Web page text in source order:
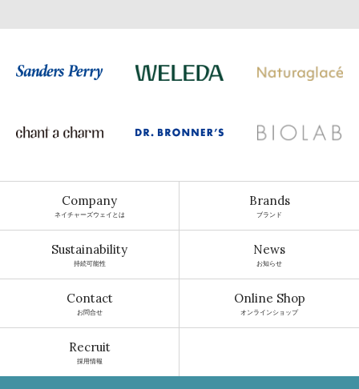
Company
ネイチャーズウェイとは
Brands
ブランド
Sustainability
持続可能性
News
お知らせ
Contact
お問合せ
Online Shop
オンラインショップ
Recruit
採用情報